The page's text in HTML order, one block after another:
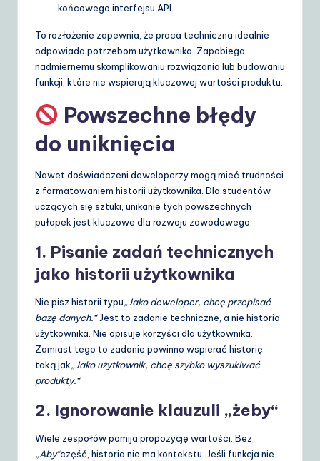
końcowego interfejsu API.
To rozłożenie zapewnia, że praca techniczna idealnie
odpowiada potrzebom użytkownika. Zapobiega
nadmiernemu skomplikowaniu rozwiązania lub budowaniu
funkcji, które nie wspierają kluczowej wartości produktu.
Powszechne błędy
do uniknięcia
Nawet doświadczeni deweloperzy mogą mieć trudności
z formatowaniem historii użytkownika. Dla studentów
uczących się sztuki, unikanie tych powszechnych
pułapek jest kluczowe dla rozwoju zawodowego.
1. Pisanie zadań technicznych
jako historii użytkownika
Nie pisz historii typu„Jako deweloper, chcę przepisać
bazę danych.“Jest to zadanie techniczne, a nie historia
użytkownika. Nie opisuje korzyści dla użytkownika.
Zamiast tego to zadanie powinno wspierać historię
taką jak„Jako użytkownik, chcę szybko wyszukiwać
produkty.“
2. Ignorowanie klauzuli „żeby“
Wiele zespołów pomija propozycję wartości. Bez
„Aby“część, historia nie ma kontekstu. Jeśli funkcja nie